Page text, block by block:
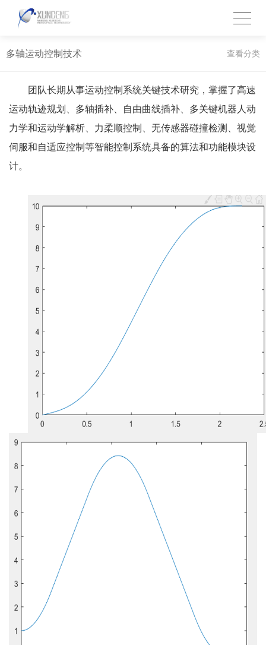
多轴运动控制技术 查看分类
团队长期从事运动控制系统关键技术研究，掌握了高速
运动轨迹规划、多轴插补、自由曲线插补、多关键机器人动
力学和运动学解析、力柔顺控制、无传感器碰撞检测、视觉
伺服和自适应控制等智能控制系统具备的算法和功能模块设
计。